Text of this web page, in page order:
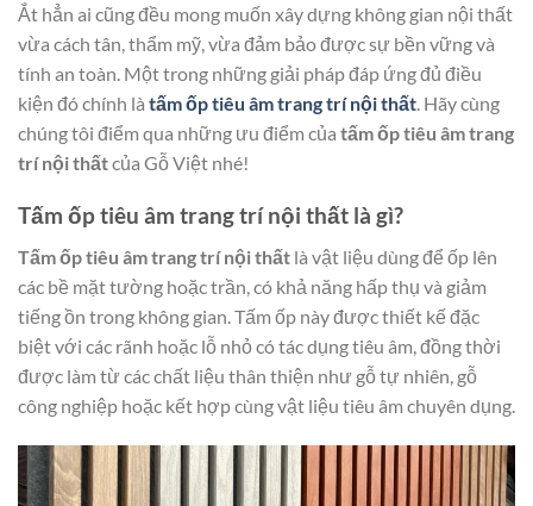
Ắt hẳn ai cũng đều mong muốn xây dựng không gian nội thất
vừa cách tân, thẩm mỹ, vừa đảm bảo được sự bền vững và
tính an toàn. Một trong những giải pháp đáp ứng đủ điều
kiện đó chính là tấm ốp tiêu âm trang trí nội thất . Hãy cùng
chúng tôi điểm qua những ưu điểm của tấm ốp tiêu âm trang
trí nội thấtcủa Gỗ Việt nhé!
Tấm ốp tiêu âm trang trí nội thất là gì?
Tấm ốp tiêu âm trang trí nội thất là vật liệu dùng để ốp lên
các bề mặt tường hoặc trần, có khả năng hấp thụ và giảm
tiếng ồn trong không gian. Tấm ốp này được thiết kế đặc
biệt với các rãnh hoặc lỗ nhỏ có tác dụng tiêu âm, đồng thời
được làm từ các chất liệu thân thiện như gỗ tự nhiên, gỗ
công nghiệp hoặc kết hợp cùng vật liệu tiêu âm chuyên dụng.